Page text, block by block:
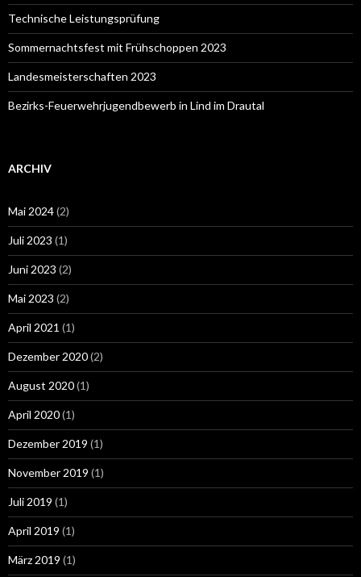
Technische Leistungsprüfung
Sommernachtsfest mit Frühschoppen 2023
Landesmeisterschaften 2023
Bezirks-Feuerwehrjugendbewerb in Lind im Drautal
ARCHIV
Mai 2024(2)
Juli 2023 (1)
Juni 2023 (2)
Mai 2023 (2)
April 2021 (1)
Dezember 2020(2)
August 2020(1)
April 2020(1)
Dezember 2019 (1)
November 2019 (1)
Juli 2019 (1)
April 2019 (1)
März 2019 (1)